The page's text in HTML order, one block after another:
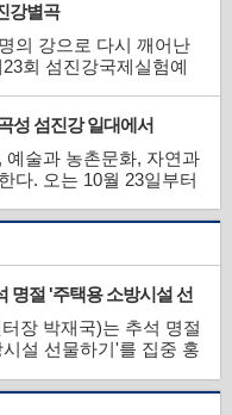
강별곡
의 강으로 다시 깨어난
회 섬진강국제실험예
사유하는 숲’으로, 끊임
, 고요 속에서 사유를 품
를 깨우고 성찰하게 만
성 섬진강 일대에서
예술과 농촌문화, 자연과
다. 오는 10월 23일부터
강과 숲, 섬진강 설화와
로 풀어낸다.
명절 '주택용 소방시설 선
장 박재국)는 추석 명절
설 선물하기'를 집중 홍
촉 최소화 비대면(안전